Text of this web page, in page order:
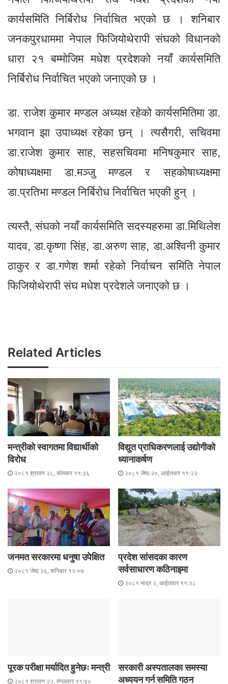
o
k
er p
कार्यसमिति निर्बिरोध निर्वाचित भएको छ । शनिबार
जनकपुरधाममा नेपाल फिजियोथेरापी संघको विधानको
धारा २१ बम्मोजिम मधेश प्रदेशको नयाँ कार्यसमिति
निर्बिरोध निर्वाचित भएको जनाएको छ ।
डा. राजेश कुमार मण्डल अध्यक्ष रहेको कार्यसमितिमा डा.
भगवान झा उपाध्यक्ष रहेका छन् । त्यसैगरी, सचिवमा
डा.राजेश कुमार साह, सहसचिवमा मनिषकुमार साह,
कोषाध्यक्षमा डा.मञ्जु मण्डल र सहकोषाध्यक्षमा
डा.प्रतिभा मण्डल निर्बिरोध निर्वाचित भएकी हुन् ।
त्यस्तै, संघको नयाँ कार्यसमिति सदस्यहरुमा डा.मिथिलेश
यादव, डा.कृष्णा सिंह, डा.अरुण साह, डा.अश्विनी कुमार
ठाकुर र डा.गणेश शर्मा रहेको निर्वाचन समिति नेपाल
फिजियोथेरापी संघ मधेश प्रदेशले जनाएको छ ।
Related Articles
मन्त्रीको स्वागतमा विद्यार्थीको
विरोध
२०८१ श्रावण २८, सोमबार ११:३६
विद्युत प्राधिकरणलाई उद्योगीको
ध्यानाकर्षण
२०८१ जेष्ठ २०, आईतवार ११:२२
जनमत सरकारमा धनुषा उपेक्षित
२०८१ जेष्ठ २६, शनिबार १२:०७
प्रदेश सांसदका कारण
सर्वसाधारण कठिनाइमा
२०८१ भाद्र २, आईतवार ११:२८
पूरक परीक्षा मर्यादित हुनेछः मन्त्री
२०८१ श्रावण २२, मंगलवार ११:४०
सरकारी अस्पतालका समस्या
अध्ययन गर्न समिति गठन